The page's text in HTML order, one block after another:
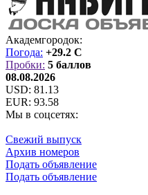
Академгородок:
Погода: +29.2 C
Пробки: 5 баллов
08.08.2026
USD: 81.13
EUR: 93.58
Мы в соцсетях:
Свежий выпуск
Архив номеров
Подать объявление
Подать объявление